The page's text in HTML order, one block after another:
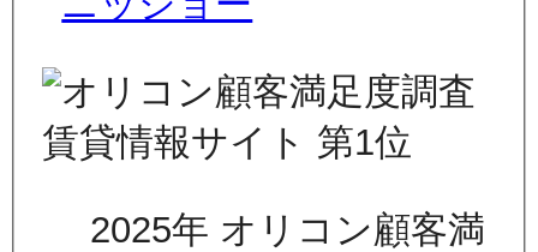
2025年 オリコン顧客満